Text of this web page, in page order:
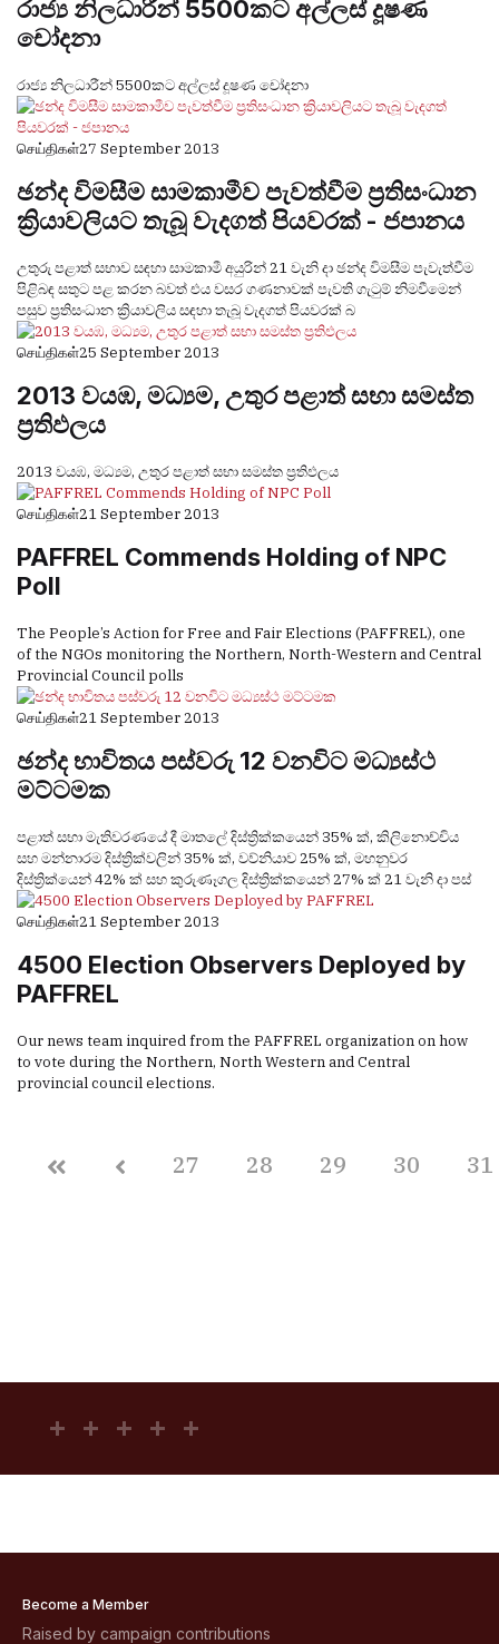
රාජ්‍ය නිලධාරීන් 5500කට අල්ලස් දූෂණ
චෝදනා
රාජ්‍ය නිලධාරීන් 5500කට අල්ලස් දූෂණ චෝදනා
செய்திகள்27 September 2013
ඡන්ද විමසීම සාමකාමීව පැවත්වීම ප්‍රතිසංධාන
ක්‍රියාවලියට තැබූ වැදගත් පියවරක් - ජපානය
උතුරු පළාත් සභාව සඳහා සාමකාමී අයුරින් 21 වැනි දා ඡන්ද විමසීම පැවැත්වීම
පිළිබඳ සතුට පළ කරන බවත් එය වසර ගණනාවක් පැවති ගැටුම් නිමවීමෙන්
පසුව ප්‍රතිසංධාන ක්‍රියාවලිය සඳහා තැබූ වැදගත් පියවරක් බ
செய்திகள்25 September 2013
2013 වයඹ, මධ්‍යම, උතුර පළාත් සභා සමස්ත
ප්‍රතිඵලය
2013 වයඹ, මධ්‍යම, උතුර පළාත් සභා සමස්ත ප්‍රතිඵලය
செய்திகள்21 September 2013
PAFFREL Commends Holding of NPC
Poll
The People’s Action for Free and Fair Elections (PAFFREL), one
of the NGOs monitoring the Northern, North-Western and Central
Provincial Council polls
செய்திகள்21 September 2013
ඡන්ද භාවිතය පස්වරු 12 වනවිට මධ්‍යස්ථ
මට්ටමක
පළාත් සභා මැතිවරණයේ දී මාතලේ දිස්ත්‍රික්කයෙන් 35% ක්, කිලිනොච්චිය
සහ මන්නාරම දිස්ත්‍රික්වලින් 35% ක්, වව්නියාව 25% ක්, මහනුවර
දිස්ත්‍රික්යෙන් 42% ක් සහ කුරුණෑගල දිස්ත්‍රික්කයෙන් 27% ක් 21 වැනි දා පස්
செய்திகள்21 September 2013
4500 Election Observers Deployed by
PAFFREL
Our news team inquired from the PAFFREL organization on how
to vote during the Northern, North Western and Central
provincial council elections.
27 28 29 30 31
Become a Member
Raised by campaign contributions